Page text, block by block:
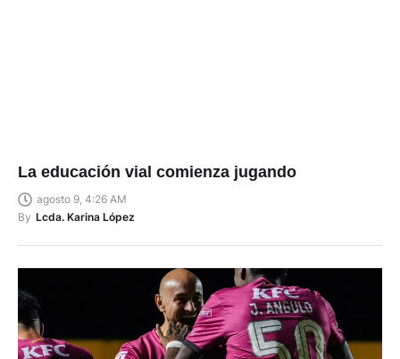
La educación vial comienza jugando
agosto 9, 4:26 AM
By Lcda. Karina López